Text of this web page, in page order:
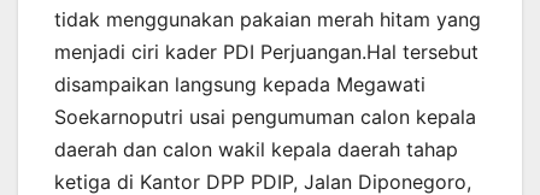
tidak menggunakan pakaian merah hitam yang
menjadi ciri kader PDI Perjuangan.Hal tersebut
disampaikan langsung kepada Megawati
Soekarnoputri usai pengumuman calon kepala
daerah dan calon wakil kepala daerah tahap
ketiga di Kantor DPP PDIP, Jalan Diponegoro,